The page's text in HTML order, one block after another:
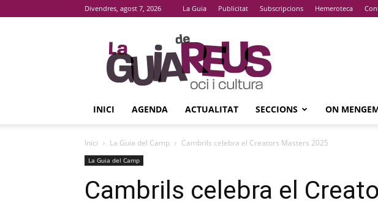
Divendres, agost 7, 2026 La Guia Publicitat Subscripcions Hemeroteca
La
Guia
De
Reus
INICI AGENDA ACTUALITAT SECCIONS ON
Inici La Guia del Camp Cambrils celebra el Creators Masters 2025
La Guia del Camp
Cambrils celebra el